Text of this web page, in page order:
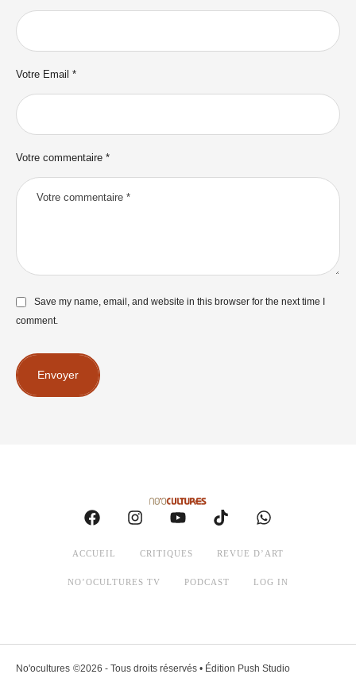
Votre commentaire *
Votre Email *
Save my name, email, and website in this browser for the next time I
comment.
Envoyer
ACCUEIL CRITIQUES REVUE D’ART
NO’OCULTURES TV PODCAST LOG IN
No'ocultures ©2026 - Tous droits réservés • Édition Push Studio